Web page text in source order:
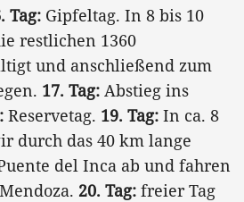
Tag: Gipfeltag. In 8 bis 10
restlichen 1360
und anschließend zum
17. Tag: Abstieg ins
Reservetag. 19. Tag: In ca. 8
durch das 40 km lange
del Inca ab und fahren
20. Tag: freier Tag